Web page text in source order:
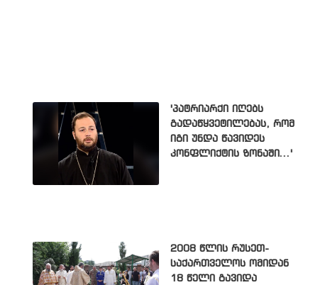
'პატრიარქი იღებს
გადაწყვეტილებას, რომ
იგი უნდა წავიდეს
კონფლიქტის ზონაში...'
2008 წლის რუსეთ-
საქართველოს ომიდან
18 წელი გავიდა